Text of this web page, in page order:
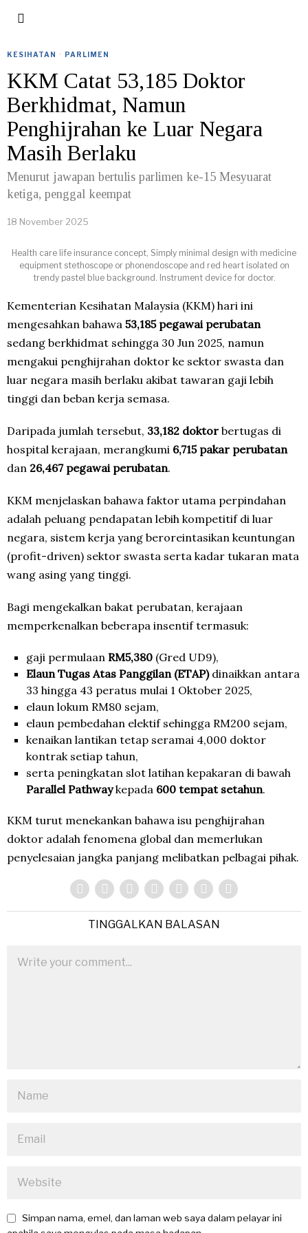
KESIHATAN · PARLIMEN
KKM Catat 53,185 Doktor
Berkhidmat, Namun
Penghijrahan ke Luar Negara
Masih Berlaku
Menurut jawapan bertulis parlimen ke-15 Mesyuarat
ketiga, penggal keempat
18 November 2025
Health care life insurance concept, Simply minimal design with medicine
equipment stethoscope or phonendoscope and red heart isolated on
trendy pastel blue background. Instrument device for doctor.
Kementerian Kesihatan Malaysia (KKM) hari ini
mengesahkan bahawa 53,185 pegawai perubatan
sedang berkhidmat sehingga 30 Jun 2025, namun
mengakui penghijrahan doktor ke sektor swasta dan
luar negara masih berlaku akibat tawaran gaji lebih
tinggi dan beban kerja semasa.
Daripada jumlah tersebut, 33,182 doktor bertugas di
hospital kerajaan, merangkumi 6,715 pakar perubatan
dan 26,467 pegawai perubatan.
KKM menjelaskan bahawa faktor utama perpindahan
adalah peluang pendapatan lebih kompetitif di luar
negara, sistem kerja yang beroreintasikan keuntungan
(profit-driven) sektor swasta serta kadar tukaran mata
wang asing yang tinggi.
Bagi mengekalkan bakat perubatan, kerajaan
memperkenalkan beberapa insentif termasuk:
gaji permulaan RM5,380 (Gred UD9),
Elaun Tugas Atas Panggilan (ETAP)dinaikkan antara
33 hingga 43 peratus mulai 1 Oktober 2025,
elaun lokum RM80 sejam,
elaun pembedahan elektif sehingga RM200 sejam,
kenaikan lantikan tetap seramai 4,000 doktor
kontrak setiap tahun,
serta peningkatan slot latihan kepakaran di bawah
Parallel Pathwaykepada 600 tempat setahun.
KKM turut menekankan bahawa isu penghijrahan
doktor adalah fenomena global dan memerlukan
penyelesaian jangka panjang melibatkan pelbagai pihak.
TINGGALKAN BALASAN
Simpan nama, emel, dan laman web saya dalam pelayar ini